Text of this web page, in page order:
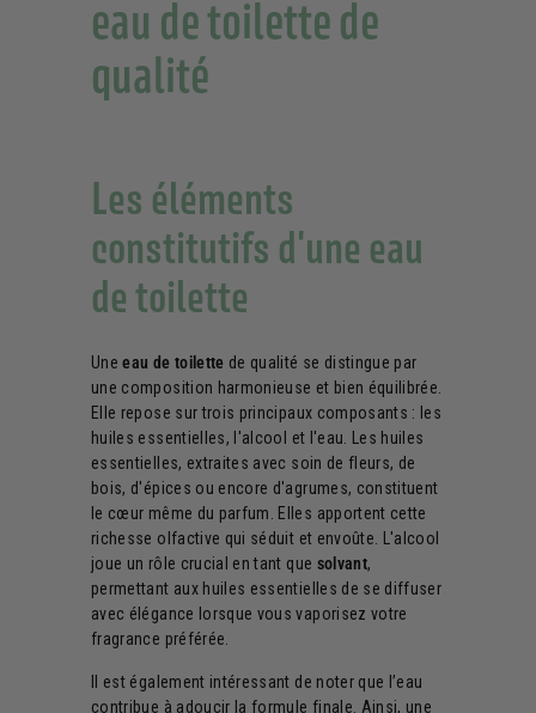
eau de toilette de
qualité
Les éléments
constitutifs d'une eau
de toilette
Uneeau de toilette de qualité se distingue par
une composition harmonieuse et bien équilibrée.
Elle repose sur trois principaux composants : les
huiles essentielles, l'alcool et l'eau. Les huiles
essentielles, extraites avec soin de fleurs, de
bois, d'épices ou encore d'agrumes, constituent
le cœur même du parfum. Elles apportent cette
richesse olfactive qui séduit et envoûte. L'alcool
joue un rôle crucial en tant que solvant,
permettant aux huiles essentielles de se diffuser
avec élégance lorsque vous vaporisez votre
fragrance préférée.
Il est également intéressant de noter que l’eau
contribue à adoucir la formule finale. Ainsi, une